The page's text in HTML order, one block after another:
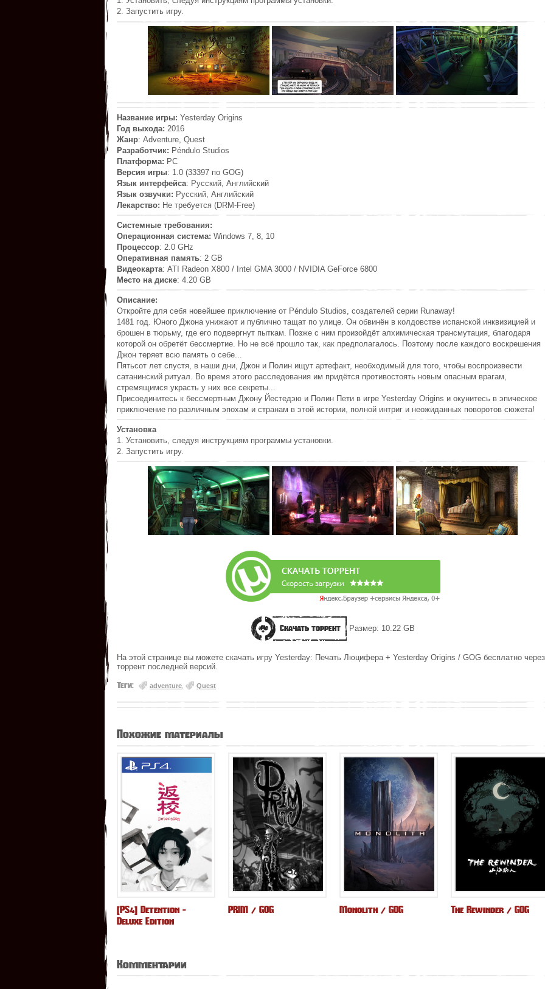
2. Запустить игру.
Название игры: Yesterday Origins
Год выхода: 2016
Жанр: Adventure, Quest
Разработчик: Péndulo Studios
Платформа: PC
Версия игры: 1.0 (33397 по GOG)
Язык интерфейса: Русский, Английский
Язык озвучки: Русский, Английский
Лекарство: Не требуется (DRM-Free)
Системные требования:
Операционная система: Windows 7, 8, 10
Процессор: 2.0 GHz
Оперативная память: 2 GB
Видеокарта: ATI Radeon X800 / Intel GMA 3000 / NVIDIA GeForce 6800
Место на диске: 4.20 GB
Описание:
Откройте для себя новейшее приключение от Péndulo Studios, создателей серии Runaway!
1481 год. Юного Джона унижают и публично тащат по улице. Он обвинён в колдовстве испанской инквизицией и
брошен в тюрьму, где его подвергнут пыткам. Позже с ним произойдёт алхимическая трансмутация, благодаря
которой он обретёт бессмертие. Но не всё прошло так, как предполагалось. Поэтому после каждого воскрешения
Джон теряет всю память о себе...
Пятьсот лет спустя, в наши дни, Джон и Полин ищут артефакт, необходимый для того, чтобы воспроизвести
сатанинский ритуал. Во время этого расследования им придётся противостоять новым опасным врагам,
стремящимся украсть у них все секреты...
Присоединитесь к бессмертным Джону Йестедэю и Полин Пети в игре Yesterday Origins и окунитесь в эпическое
приключение по различным эпохам и странам в этой истории, полной интриг и неожиданных поворотов сюжета!
Установка
1. Установить, следуя инструкциям программы установки.
2. Запустить игру.
Скачать торрент Размер: 10.22 GB
На этой странице вы можете скачать игру Yesterday: Печать Люцифера + Yesterday Origins / GOG бесплатно через
торрент последней версий.
Теги: adventure Quest
Похожие материалы
[PS4] Detention -
Deluxe Edition
PRIM / GOG Monolith / GOG The Rewinder / GOG
Комментарии